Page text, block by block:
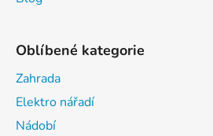
Oblíbené kategorie
Zahrada
Elektro nářadí
Nádobí